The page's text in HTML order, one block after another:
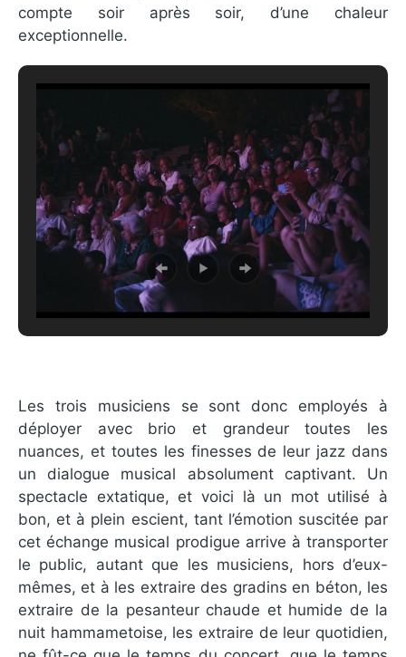
compte soir après soir, d’une chaleur
exceptionnelle.
Les trois musiciens se sont donc employés à
déployer avec brio et grandeur toutes les
nuances, et toutes les finesses de leur jazz dans
un dialogue musical absolument captivant. Un
spectacle extatique, et voici là un mot utilisé à
bon, et à plein escient, tant l’émotion suscitée par
cet échange musical prodigue arrive à transporter
le public, autant que les musiciens, hors d’eux-
mêmes, et à les extraire des gradins en béton, les
extraire de la pesanteur chaude et humide de la
nuit hammametoise, les extraire de leur quotidien,